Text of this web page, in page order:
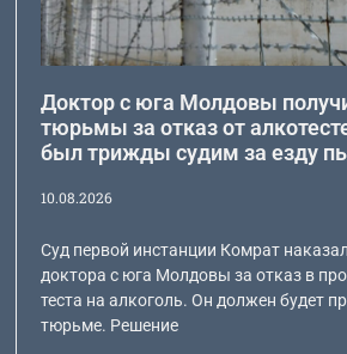
Доктор с юга Молдовы
тюрьмы за отказ от
был трижды судим за езду
10.08.2026
Суд первой инстанции Комрат
доктора с юга Молдовы за отказ в
теста на алкоголь. Он должен будет
тюрьме. Решение